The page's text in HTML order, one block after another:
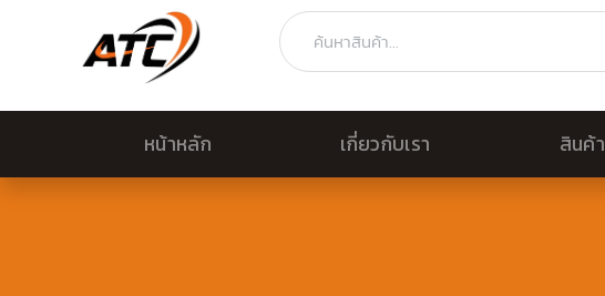
Search
หน้าหลัก เกี่ยวกับเรา สินค้า